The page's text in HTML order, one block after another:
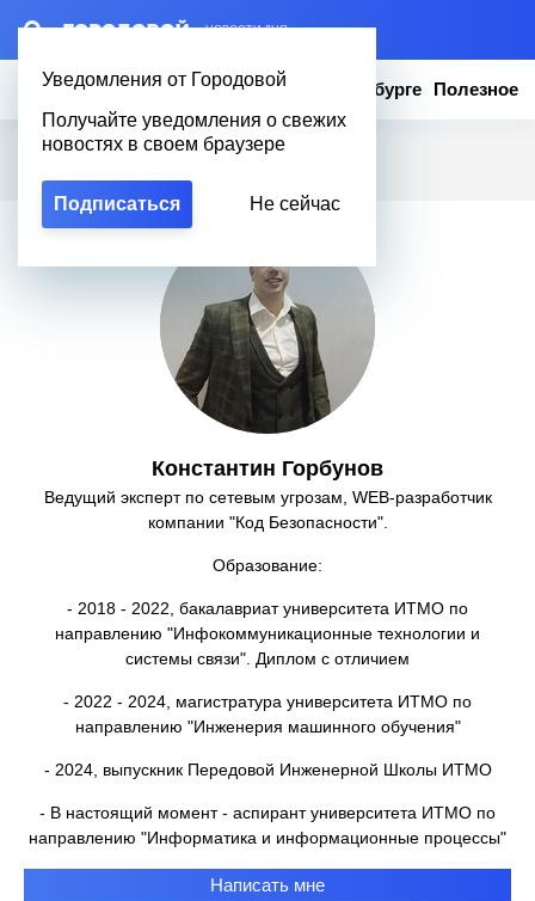
– НОВОСТИ ДНЯ
Уведомления от Городовой
Получайте уведомления о свежих
новостях в своем браузере
Подписаться Не сейчас
Новости Эксклюзив Вопросы о Петербурге Полезное
Константин Горбунов
Ведущий эксперт по сетевым угрозам, WEB-разработчик
компании "Код Безопасности".
Образование:
- 2018 - 2022, бакалавриат университета ИТМО по
направлению "Инфокоммуникационные технологии и
системы связи". Диплом с отличием
- 2022 - 2024, магистратура университета ИТМО по
направлению "Инженерия машинного обучения"
- 2024, выпускник Передовой Инженерной Школы ИТМО
- В настоящий момент - аспирант университета ИТМО по
направлению "Информатика и информационные процессы"
Написать мне